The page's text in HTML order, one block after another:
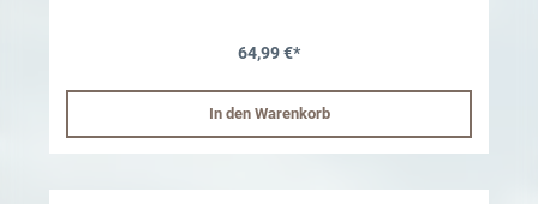
für Flaschen mit einem Fassungsvermögen von 500 ml bis 600 ml
kann der Luftstrom aus der Lüftungsöffnung nicht geschlossen
werden. Die Lüftungsöffnung bleibt dauerhaft geöffnet, und die
Richtung des Luftstroms lässt sich nicht ändern.
64,99 €*
In den Warenkorb